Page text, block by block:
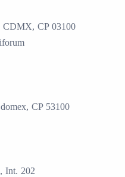
CDMX, CP 03100
CP 53100
Int. 202